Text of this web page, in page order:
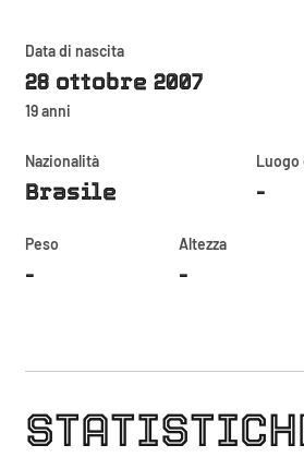
Data di nascita
28 ottobre 2007
19 anni
Nazionalità
Brasile
Luogo
-
Peso
-
Altezza
-